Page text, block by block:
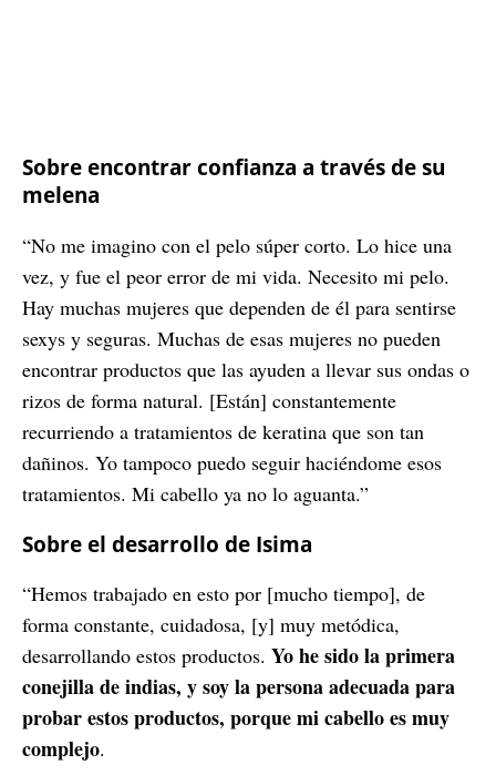
Sobre encontrar confianza a través de su
melena
“No me imagino con el pelo súper corto. Lo hice una
vez, y fue el peor error de mi vida. Necesito mi pelo.
Hay muchas mujeres que dependen de él para sentirse
sexys y seguras. Muchas de esas mujeres no pueden
encontrar productos que las ayuden a llevar sus ondas o
rizos de forma natural. [Están] constantemente
recurriendo a tratamientos de keratina que son tan
dañinos. Yo tampoco puedo seguir haciéndome esos
tratamientos. Mi cabello ya no lo aguanta.”
Sobre el desarrollo de Isima
“Hemos trabajado en esto por [mucho tiempo], de
forma constante, cuidadosa, [y] muy metódica,
desarrollando estos productos. Yo he sido la primera
conejilla de indias, y soy la persona adecuada para
probar estos productos, porque mi cabello es muy
complejo.